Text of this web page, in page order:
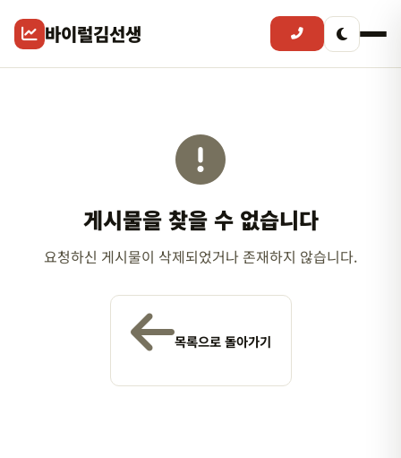
바이럴김선생
게시물을 찾을 수 없습니다
요청하신 게시물이 삭제되었거나 존재하지 않습니다.
목록으로 돌아가기